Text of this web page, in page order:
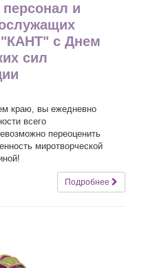
персонал и
c Днем
сил
краю, вы ежедневно
всего
переоценить
миротворческой
Подробнее